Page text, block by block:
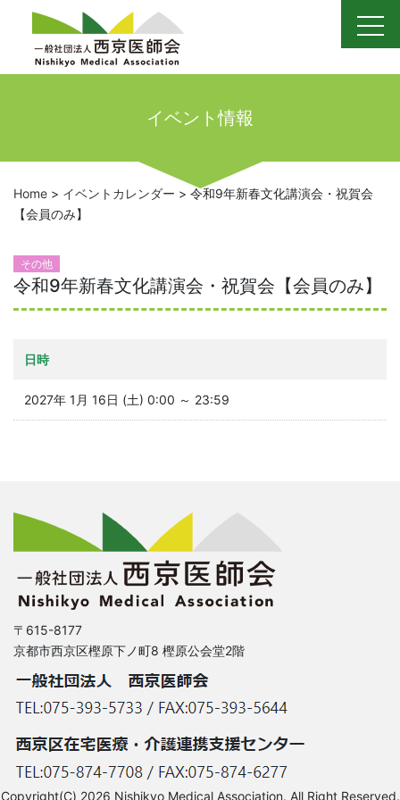
content
イベント情報
Home > イベントカレンダー > 令和9年新春文化講演会・祝賀会
【会員のみ】
その他
令和9年新春文化講演会・祝賀会【会員のみ】
日時
2027年 1月 16日 (土) 0:00 ～ 23:59
〒615-8177
京都市西京区樫原下ノ町8 樫原公会堂2階
Copyright(C) 2026 Nishikyo Medical Association. All Right Reserved.